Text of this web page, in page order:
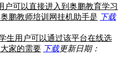
可以直接进入到奥鹏教育学习
鹏教师培训网挂机助手是 下载
生用户可以通过该平台在线选
家的需要 下载更新日期：